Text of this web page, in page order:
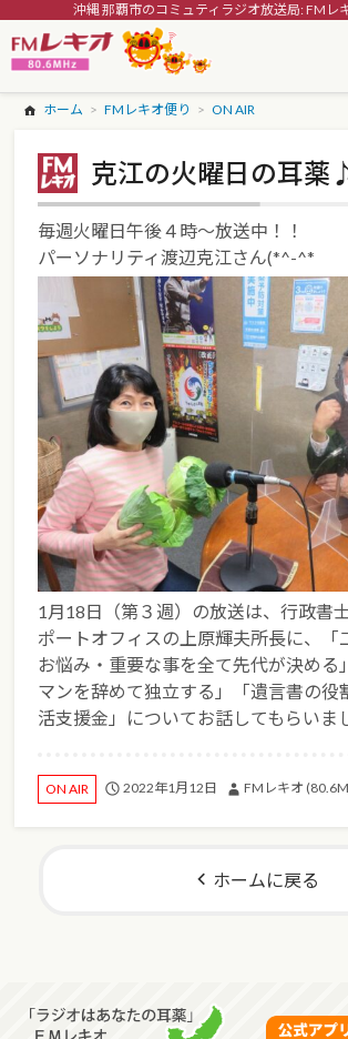
沖縄 那覇市のコミュティラジオ放送局: FMレ
ホーム FMレキオ便り ON AIR
克江の火曜日の耳薬
毎週火曜日午後４時～放送中！！
パーソナリティ渡辺克江さん(*^-^*
1月18日（第３週）の放送は、行政書
ポートオフィスの上原輝夫所長に、「
お悩み・重要な事を全て先代が決める
マンを辞めて独立する」「遺言書の役
活支援金」についてお話してもらいま
ON AIR 2022年1月12日 FMレキオ
ホームに戻る